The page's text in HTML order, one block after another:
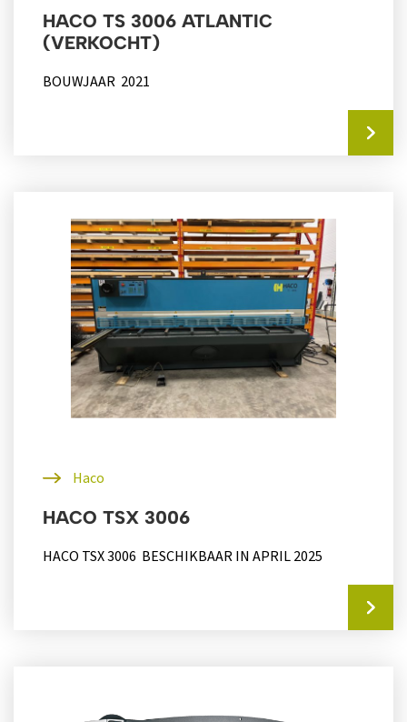
HACO TS 3006 ATLANTIC
(VERKOCHT)
BOUWJAAR 2021
Haco
HACO TSX 3006
HACO TSX 3006 BESCHIKBAAR IN APRIL 2025